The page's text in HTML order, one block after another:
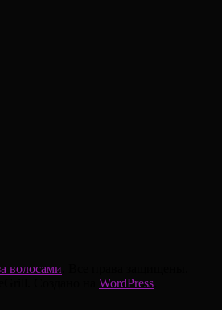
волосами
WordPress